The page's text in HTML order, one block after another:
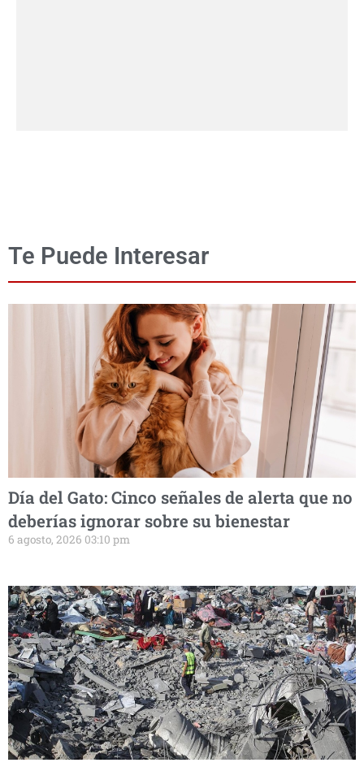
Te Puede Interesar
Día del Gato: Cinco señales de alerta que no
deberías ignorar sobre su bienestar
6 agosto, 2026 03:10 pm